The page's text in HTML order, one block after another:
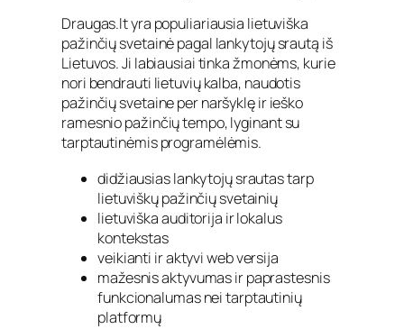
Draugas.lt yra populiariausia lietuviška
pažinčių svetainė pagal lankytojų srautą iš
Lietuvos. Ji labiausiai tinka žmonėms, kurie
nori bendrauti lietuvių kalba, naudotis
pažinčių svetaine per naršyklę ir ieško
ramesnio pažinčių tempo, lyginant su
tarptautinėmis programėlėmis.
didžiausias lankytojų srautas tarp
lietuviškų pažinčių svetainių
lietuviška auditorija ir lokalus
kontekstas
veikianti ir aktyvi web versija
mažesnis aktyvumas ir paprastesnis
funkcionalumas nei tarptautinių
platformų